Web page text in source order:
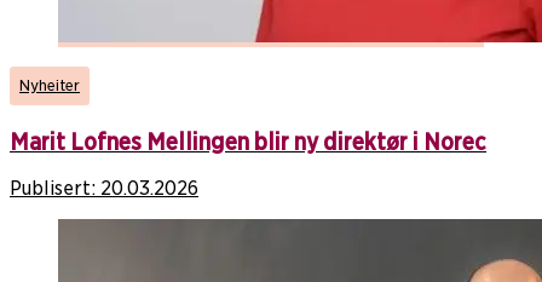
Nyheiter
Marit Lofnes Mellingen blir ny direktør i Norec
Publisert: 20.03.2026